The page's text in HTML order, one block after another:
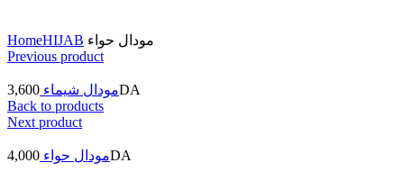
HomeHIJAB مودال حواء
Previous product
مودال شيماء 3,600
DA
Back to products
Next product
مودال حواء 4,000 DA